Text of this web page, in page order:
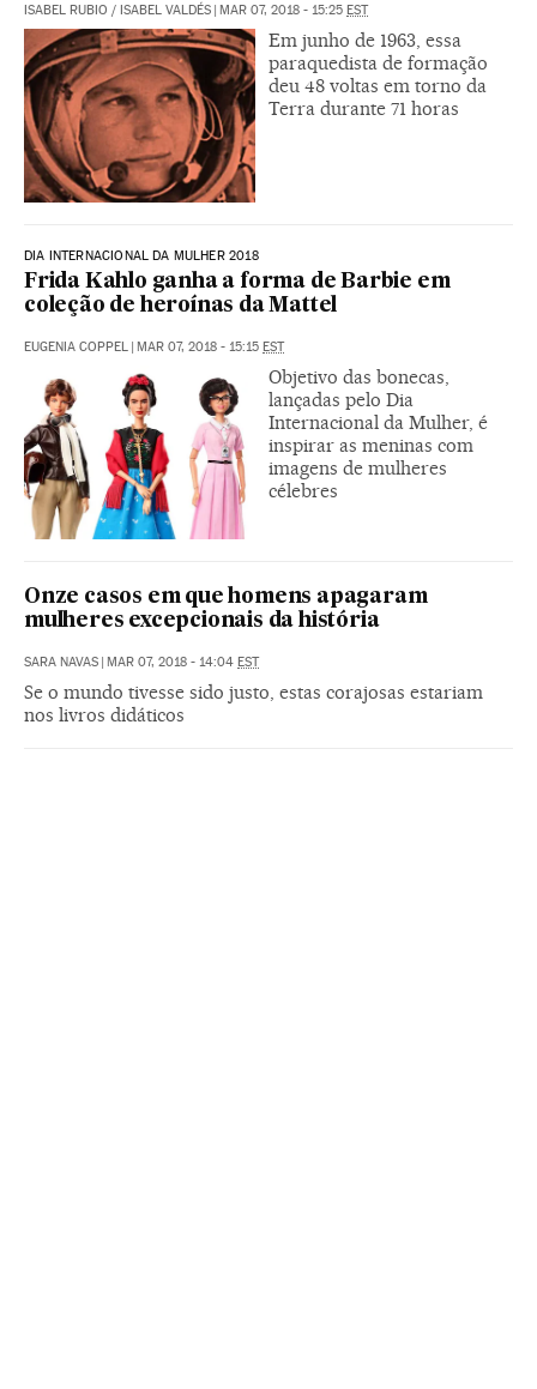
ISABEL RUBIO / ISABEL VALDÉS | MAR 07, 2018 - 15:25 EST
Em junho de 1963, essa
paraquedista de formação
deu 48 voltas em torno da
Terra durante 71 horas
DIA INTERNACIONAL DA MULHER 2018
Frida Kahlo ganha a forma de Barbie em
coleção de heroínas da Mattel
EUGENIA COPPEL | MAR 07, 2018 - 15:15 EST
Objetivo das bonecas,
lançadas pelo Dia
Internacional da Mulher, é
inspirar as meninas com
imagens de mulheres
célebres
Onze casos em que homens apagaram
mulheres excepcionais da história
SARA NAVAS | MAR 07, 2018 - 14:04 EST
Se o mundo tivesse sido justo, estas corajosas estariam
nos livros didáticos